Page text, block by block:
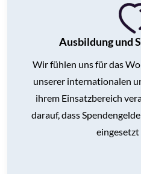
Ausbildung und
Wir fühlen uns für das
unserer internationalen
ihrem Einsatzbereich
darauf, dass
eingesetzt